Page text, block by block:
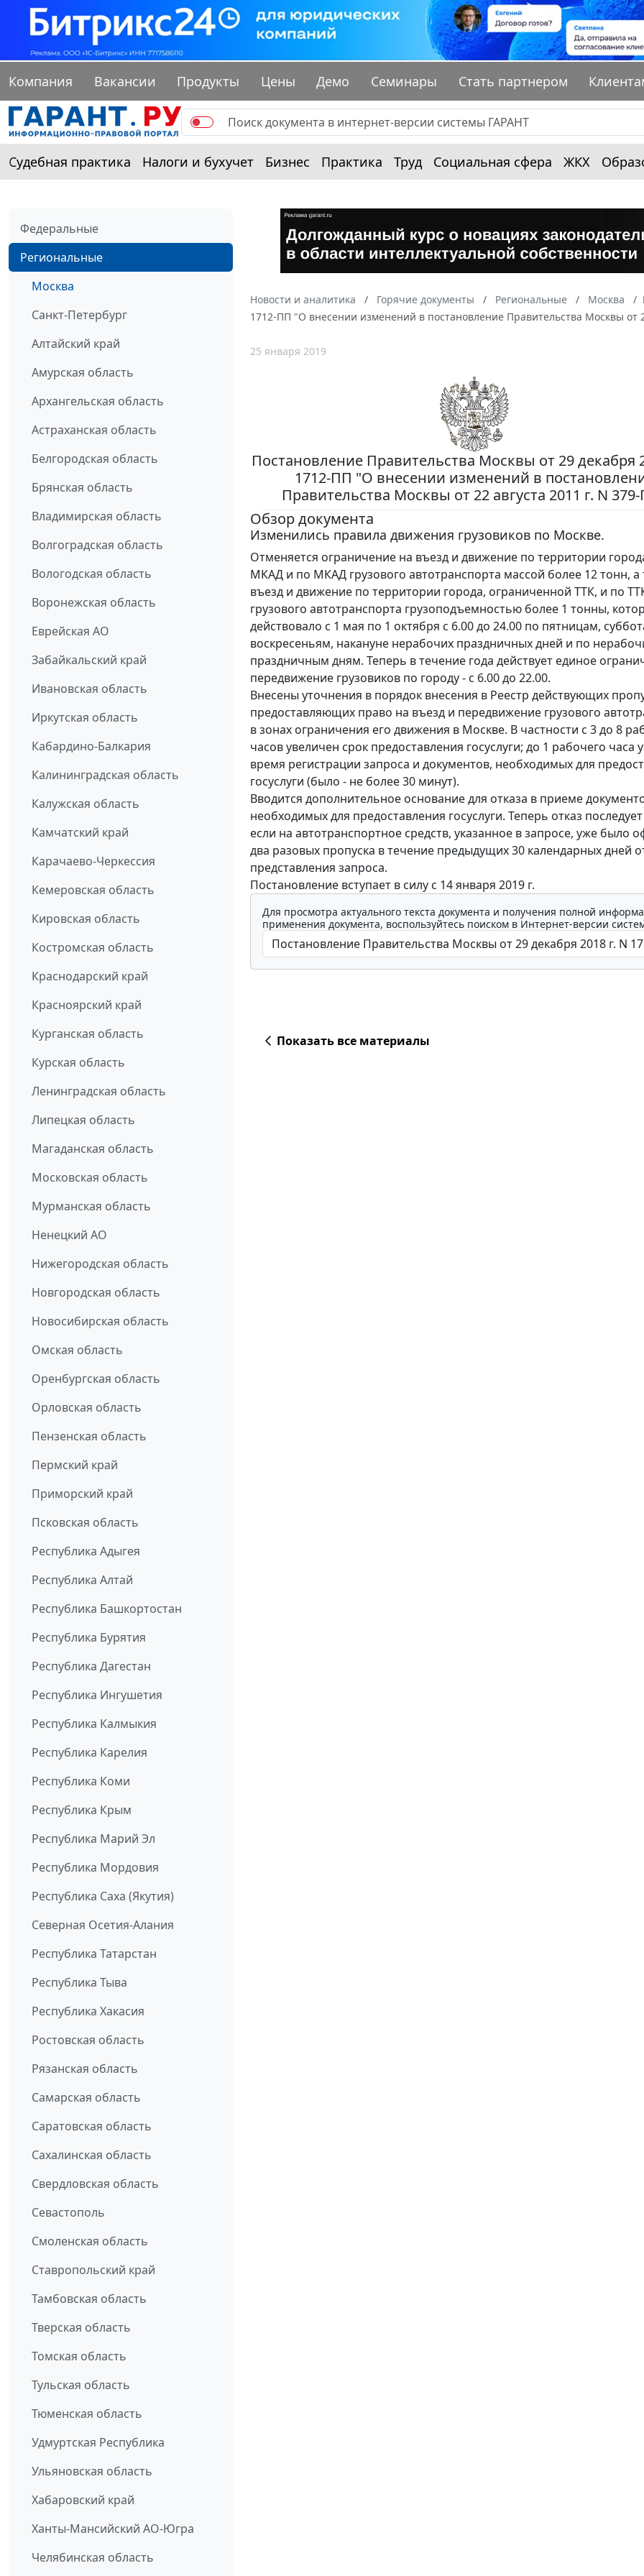
Компания Вакансии Продукты Цены Демо Семинары Стать партнером
Судебная практика Налоги и бухучет Бизнес Практика Труд Социальная сфера ЖКХ
Федеральные
Региональные
Москва
Санкт-Петербург
Алтайский край
Амурская область
Архангельская область
Астраханская область
Белгородская область
Брянская область
Владимирская область
Волгоградская область
Вологодская область
Воронежская область
Еврейская АО
Забайкальский край
Ивановская область
Иркутская область
Кабардино-Балкария
Калининградская область
Калужская область
Камчатский край
Карачаево-Черкессия
Кемеровская область
Кировская область
Костромская область
Краснодарский край
Красноярский край
Курганская область
Курская область
Ленинградская область
Липецкая область
Магаданская область
Московская область
Мурманская область
Ненецкий АО
Нижегородская область
Новгородская область
Новосибирская область
Омская область
Оренбургская область
Орловская область
Пензенская область
Пермский край
Приморский край
Псковская область
Республика Адыгея
Республика Алтай
Республика Башкортостан
Республика Бурятия
Республика Дагестан
Республика Ингушетия
Республика Калмыкия
Республика Карелия
Республика Коми
Республика Крым
Республика Марий Эл
Республика Мордовия
Республика Саха (Якутия)
Северная Осетия-Алания
Республика Татарстан
Республика Тыва
Республика Хакасия
Ростовская область
Рязанская область
Самарская область
Саратовская область
Сахалинская область
Свердловская область
Севастополь
Смоленская область
Ставропольский край
Тамбовская область
Тверская область
Томская область
Тульская область
Тюменская область
Удмуртская Республика
Ульяновская область
Хабаровский край
Ханты-Мансийский АО-Югра
Челябинская область
Новости и аналитика Горячие документы Региональные Москва
1712-ПП "О внесении изменений в постановление Правительства Москвы от
25 января 2019
Постановление Правительства Москвы от 29 декабря
1712-ПП "О внесении изменений в
Правительства Москвы от 22 августа 2011 г. N
Обзор документа
Изменились правила движения грузовиков по Москве.
Отменяется ограничение на въезд и движение по территории
МКАД и по МКАД грузового автотранспорта массой более 12 тонн, а
въезд и движение по территории города, ограниченной ТТК, и по
грузового автотранспорта грузоподъемностью более 1 тонны,
действовало с 1 мая по 1 октября с 6.00 до 24.00 по пятницам,
воскресеньям, накануне нерабочих праздничных дней и по
праздничным дням. Теперь в течение года действует единое
передвижение грузовиков по городу - с 6.00 до 22.00.
Внесены уточнения в порядок внесения в Реестр действующих
предоставляющих право на въезд и передвижение грузового
в зонах ограничения его движения в Москве. В частности с 3 до 8
часов увеличен срок предоставления госуслуги; до 1 рабочего часа
время регистрации запроса и документов, необходимых для
госуслуги (было - не более 30 минут).
Вводится дополнительное основание для отказа в приеме
необходимых для предоставления госуслуги. Теперь отказ
если на автотранспортное средств, указанное в запросе, уже было
два разовых пропуска в течение предыдущих 30 календарных дней
представления запроса.
Постановление вступает в силу с 14 января 2019 г.
Для просмотра актуального текста документа и получения полной
применения документа, воспользуйтесь поиском в Интернет-версии
Показать все материалы